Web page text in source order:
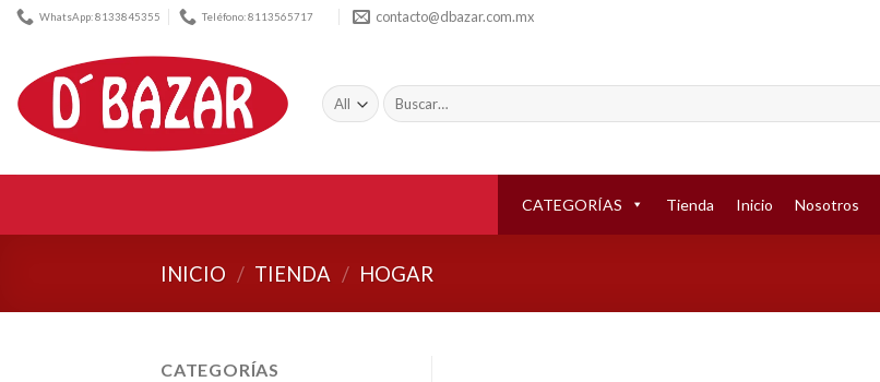
Skip
content
WhatsApp: 8133845355 Teléfono: 8113565717 contacto@dbazar.com.mx
Buscar
por:
CATEGORÍAS Tienda Inicio Nosotros
INICIO / TIENDA / HOGAR
CATEGORÍAS